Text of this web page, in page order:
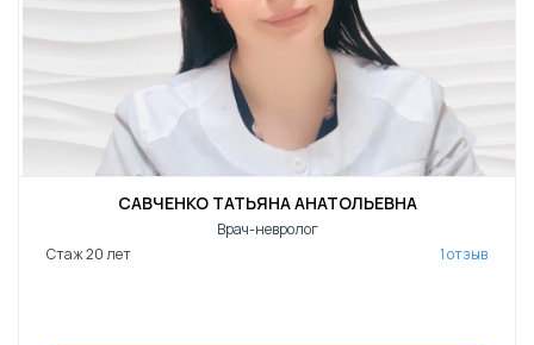
САВЧЕНКО ТАТЬЯНА АНАТОЛЬЕВНА
Врач-невролог
Стаж 20 лет
1 отзыв